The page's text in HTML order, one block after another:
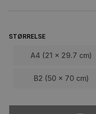
STØRRELSE
A4 (21 x 29.7 cm)
B2 (50 x 70 cm)